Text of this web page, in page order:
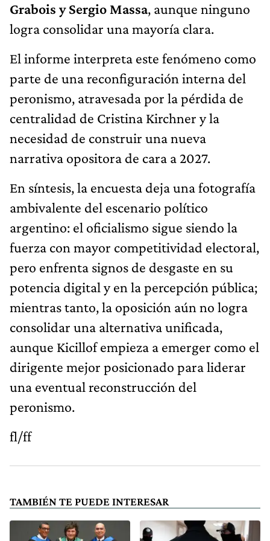
Grabois y Sergio Massa, aunque ninguno
logra consolidar una mayoría clara.
El informe interpreta este fenómeno como
parte de una reconfiguración interna del
peronismo, atravesada por la pérdida de
centralidad de Cristina Kirchner y la
necesidad de construir una nueva
narrativa opositora de cara a 2027.
En síntesis, la encuesta deja una fotografía
ambivalente del escenario político
argentino: el oficialismo sigue siendo la
fuerza con mayor competitividad electoral,
pero enfrenta signos de desgaste en su
potencia digital y en la percepción pública;
mientras tanto, la oposición aún no logra
consolidar una alternativa unificada,
aunque Kicillof empieza a emerger como el
dirigente mejor posicionado para liderar
una eventual reconstrucción del
peronismo.
fl/ff
TAMBIÉN TE PUEDE INTERESAR